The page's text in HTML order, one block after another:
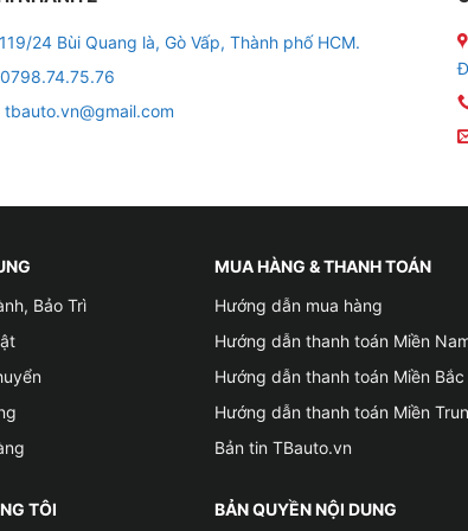
xe Hyundai Accent
119/24 Bùi Quang là, Gò Vấp, Thành phố HCM.
0798.74.75.76
tbauto.vn@gmail.com
Bảo Trì
MUA HÀNG & THANH TOÁN
Hướng dẫn mua hàng
Hướng dẫn thanh toán Miền
Hướng dẫn thanh toán Miền Bắc
Hướng dẫn thanh toán Miền
Bản tin TBauto.vn
TÔI BẢN QUYỀN NỘI DUNG